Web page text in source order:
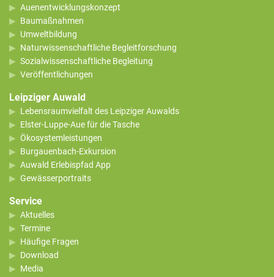
Auenentwicklungskonzept
Baumaßnahmen
Umweltbildung
Naturwissenschaftliche Begleitforschung
Sozialwissenschaftliche Begleitung
Veröffentlichungen
Leipziger Auwald
Lebensraumvielfalt des Leipziger Auwalds
Elster-Luppe-Aue für die Tasche
Ökosystemleistungen
Burgauenbach-Exkursion
Auwald Erlebispfad App
Gewässerportraits
Service
Aktuelles
Termine
Häufige Fragen
Download
Media